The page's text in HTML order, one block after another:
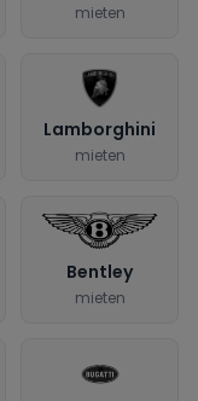
mieten
Lamborghini
mieten
Bentley
mieten